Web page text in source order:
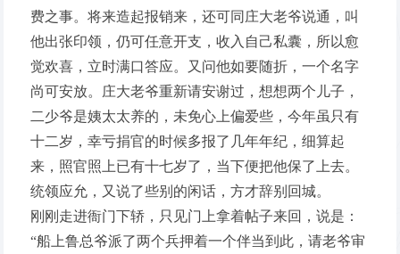
费之事。将来造起报销来，还可同庄大老爷说通，叫
他出张印领，仍可任意开支，收入自己私囊，所以愈
觉欢喜，立时满口答应。又问他如要随折，一个名字
尚可安放。庄大老爷重新请安谢过，想想两个儿子，
二少爷是姨太太养的，未免心上偏爱些，今年虽只有
十二岁，幸亏捐官的时候多报了几年年纪，细算起
来，照官照上已有十七岁了，当下便把他保了上去。
统领应允，又说了些别的闲话，方才辞别回城。
刚刚走进衙门下轿，只见门上拿着帖子来回，说是：
“船上鲁总爷派了两个兵押着一个伴当到此，请老爷审